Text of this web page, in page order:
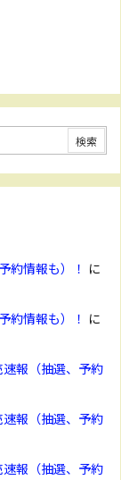
約情報も）！ に
約情報も）！ に
報（抽選、予約
報（抽選、予約
報（抽選、予約